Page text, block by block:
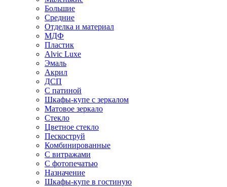
Большие
Средние
Отделка и материал
МДФ
Пластик
Alvic Luxe
Эмаль
Акрил
ДСП
С патиной
Шкафы-купе с зеркалом
Матовое зеркало
Стекло
Цветное стекло
Пескоструй
Комбинированные
С витражами
С фотопечатью
Назначение
Шкафы-купе в гостиную